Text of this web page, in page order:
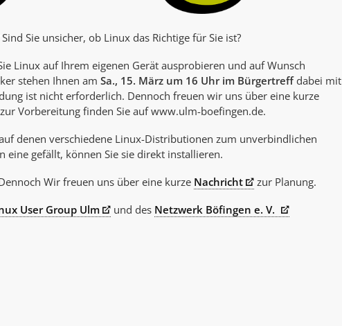
Sie unsicher, ob Linux das Richtige für Sie ist?
Linux auf Ihrem eigenen Gerät ausprobieren und auf Wunsch
stehen Ihnen am Sa., 15. März um 16 Uhr im Bürgertreffdabei mit
ist nicht erforderlich. Dennoch freuen wir uns über eine kurze
Vorbereitung finden Sie auf www.ulm-boefingen.de.
denen verschiedene Linux-Distributionen zum unverbindlichen
eine gefällt, können Sie sie direkt installieren.
Wir freuen uns über eine kurze Nachricht
zur Planung.
User Group Ulm und des Netzwerk Böfingen e. V.